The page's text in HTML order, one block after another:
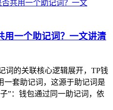
用一个助记词？一文讲清
词的关联核心逻辑展开，TP钱
一套助记词，这源于助记词是
”：钱包通过同一助记词，依